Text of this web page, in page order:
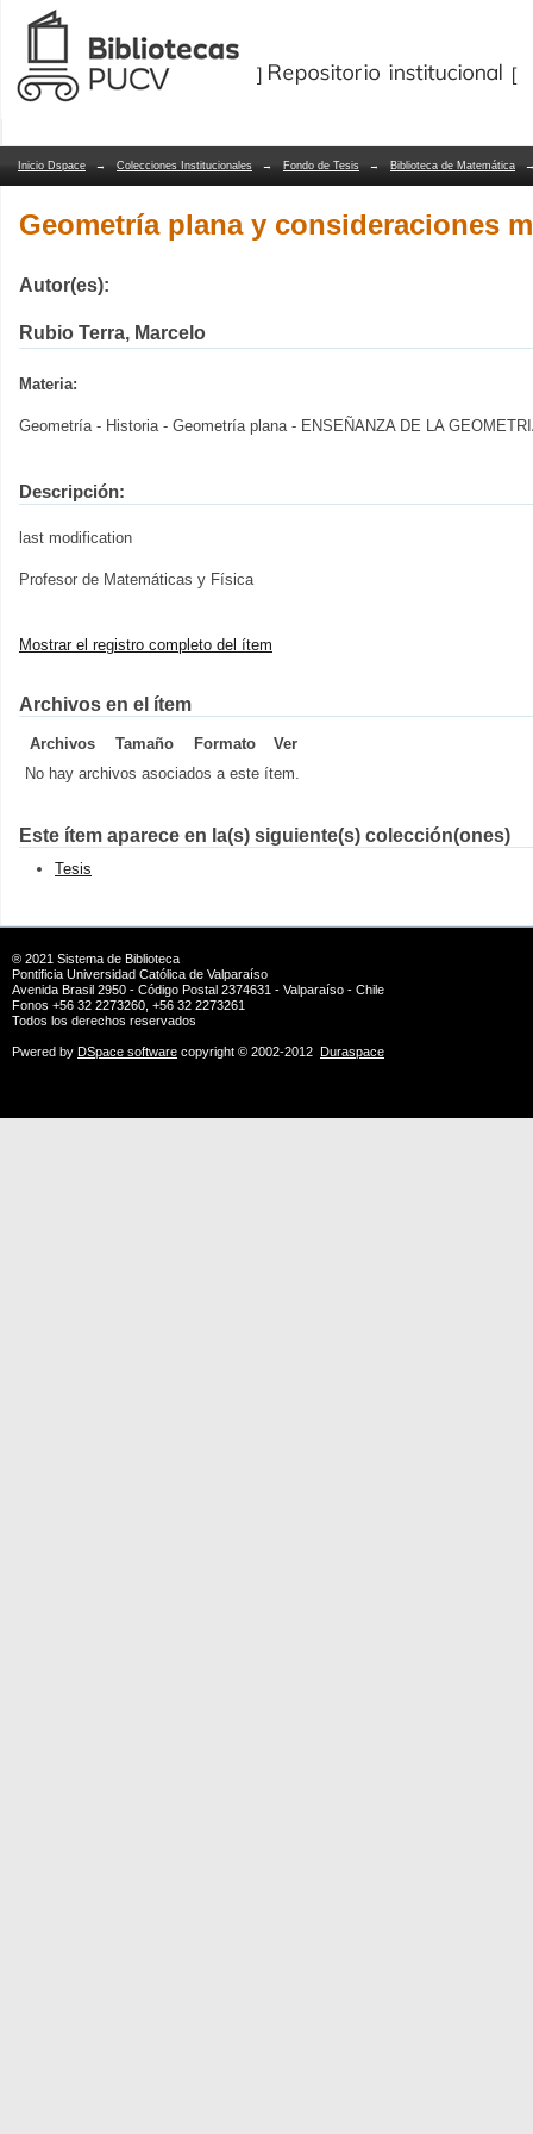
Geometría plana y consideraciones
Repositorio Dspace/Manakin
Inicio Dspace → Colecciones Institucionales → Fondo de Tesis → Biblioteca de Matemática
Geometría plana y consideraciones
Autor(es):
Rubio Terra, Marcelo
Materia:
Geometría - Historia - Geometría plana - ENSEÑANZA DE LA
Descripción:
last modification
Profesor de Matemáticas y Física
Mostrar el registro completo del ítem
Archivos en el ítem
Archivos Tamaño Formato
Ver
No hay archivos asociados a este ítem.
Este ítem aparece en la(s) siguiente(s) colección(ones)
Tesis
® 2021 Sistema de Biblioteca
Pontificia Universidad Católica de Valparaíso
Avenida Brasil 2950 - Código Postal 2374631 - Valparaíso - Chile
Fonos +56 32 2273260, +56 32 2273261
Todos los derechos reservados
Pwered by DSpace software copyright © 2002-2012 Duraspace